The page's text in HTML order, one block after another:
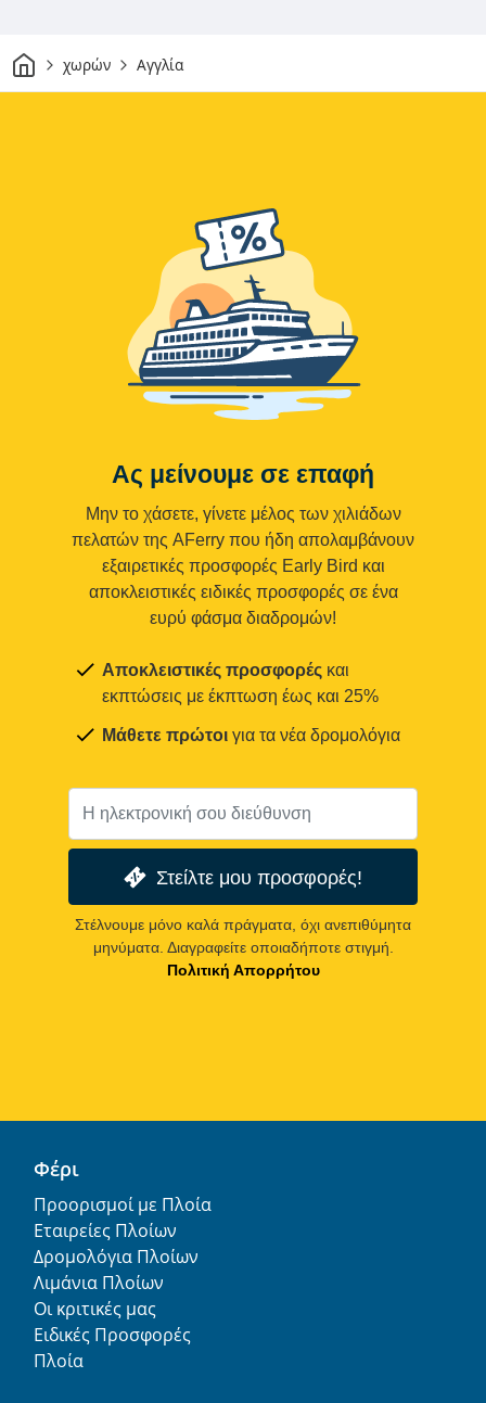
Σπίτιχωρών Αγγλία
Ας μείνουμε σε επαφή
Μην το χάσετε, γίνετε μέλος των χιλιάδων
πελατών της AFerry που ήδη απολαμβάνουν
εξαιρετικές προσφορές Early Bird και
αποκλειστικές ειδικές προσφορές σε ένα
ευρύ φάσμα διαδρομών!
Αποκλειστικές προσφορές και
εκπτώσεις με έκπτωση έως και 25%
Μάθετε πρώτοι για τα νέα δρομολόγια
Στείλτε μου προσφορές!
Στέλνουμε μόνο καλά πράγματα, όχι ανεπιθύμητα
μηνύματα. Διαγραφείτε οποιαδήποτε στιγμή.
Πολιτική Απορρήτου
Φέρι
Προορισμοί με Πλοία
Εταιρείες Πλοίων
Δρομολόγια Πλοίων
Λιμάνια Πλοίων
Οι κριτικές μας
Ειδικές Προσφορές
Πλοία